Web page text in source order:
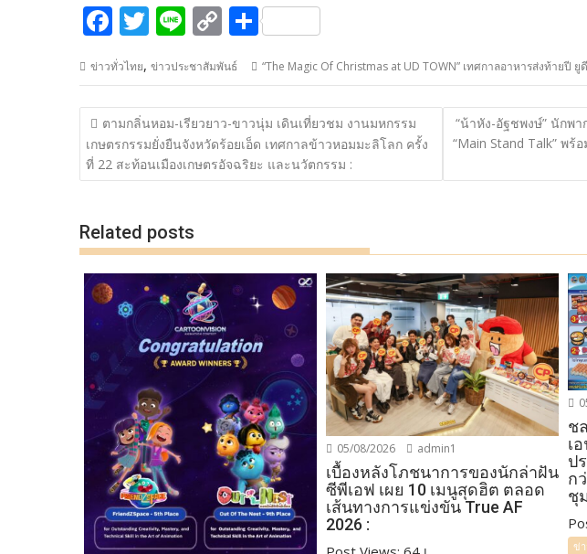
F
ac
e
b
o
o
T
itt
er
Li
e
C
o
p
y
Li
n
S
ar
e
ข่าวทั่วไทย, ข่าวประชาสัมพันธ์ “The Magic Of Christmas at UD TOWN” เทศกาลอาหารส่งท้ายปี ยู
แนะแนว
เรื่อง
ตามกลิ่นหอม-เรียวยาว-ขาวนุ่ม เดินเที่ยวชม งานมหกรรม
เกษตรกรรมยั่งยืนจังหวัดร้อยเอ็ด เทศกาลข้าวหอมมะลิโลก ครั้ง
ที่ 22 สะท้อนเมืองเกษตรอัจฉริยะ และนวัตกรรม :
“น้าหัง-อัฐชพงษ์” นักพ
“Main Stand Talk” พ
Related posts
05/08/2026 admin1
เบื้องหลังโภชนาการของนักล่าฝัน
ซีพีเอฟ เผย 10 เมนูสุดฮิต ตลอด
เส้นทางการแข่งขัน True AF
2026 :
ช
เ
ป
ก
ชุ
ข่